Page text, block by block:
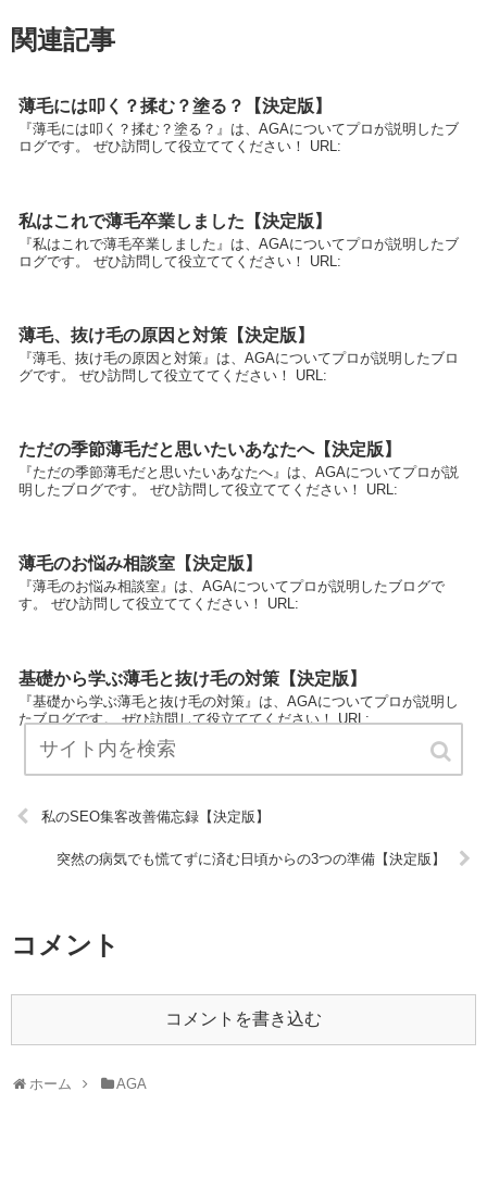
関連記事
薄毛には叩く？揉む？塗る？【決定版】
『薄毛には叩く？揉む？塗る？』は、AGAについてプロが説明したブ
ログです。 ぜひ訪問して役立ててください！ URL:
私はこれで薄毛卒業しました【決定版】
『私はこれで薄毛卒業しました』は、AGAについてプロが説明したブ
ログです。 ぜひ訪問して役立ててください！ URL:
薄毛、抜け毛の原因と対策【決定版】
『薄毛、抜け毛の原因と対策』は、AGAについてプロが説明したブロ
グです。 ぜひ訪問して役立ててください！ URL:
ただの季節薄毛だと思いたいあなたへ【決定版】
『ただの季節薄毛だと思いたいあなたへ』は、AGAについてプロが説
明したブログです。 ぜひ訪問して役立ててください！ URL:
薄毛のお悩み相談室【決定版】
『薄毛のお悩み相談室』は、AGAについてプロが説明したブログで
す。 ぜひ訪問して役立ててください！ URL:
基礎から学ぶ薄毛と抜け毛の対策【決定版】
『基礎から学ぶ薄毛と抜け毛の対策』は、AGAについてプロが説明し
たブログです。 ぜひ訪問して役立ててください！ URL:
私のSEO集客改善備忘録【決定版】
突然の病気でも慌てずに済む日頃からの3つの準備【決定版】
コメント
コメントを書き込む
ホーム AGA